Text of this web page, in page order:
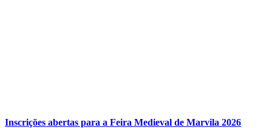
Inscrições abertas para a Feira Medieval de Marvila 2026